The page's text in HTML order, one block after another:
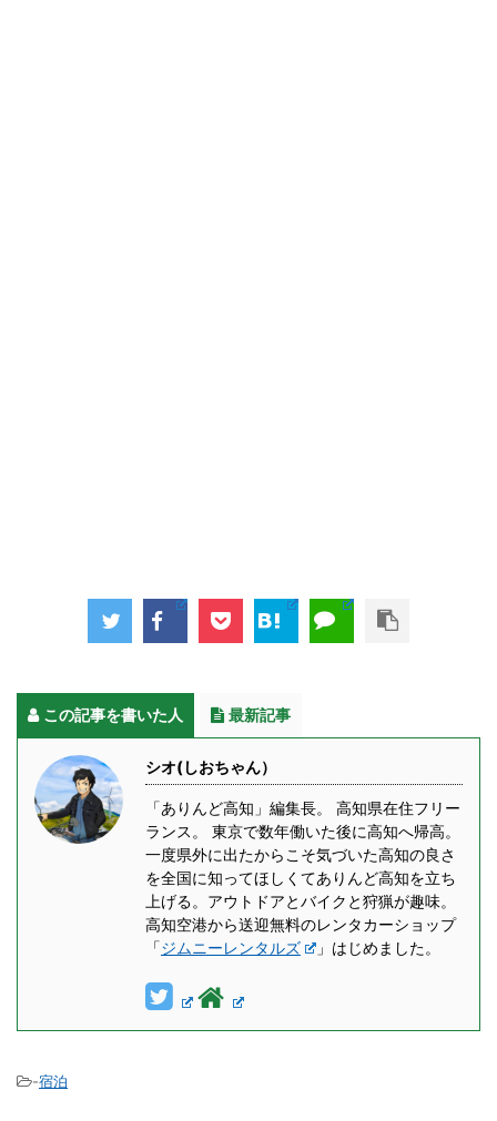
この記事を書いた人 最新記事
シオ(しおちゃん）
「ありんど高知」編集長。 高知県在住フリー
ランス。 東京で数年働いた後に高知へ帰高。
一度県外に出たからこそ気づいた高知の良さ
を全国に知ってほしくてありんど高知を立ち
上げる。アウトドアとバイクと狩猟が趣味。
高知空港から送迎無料のレンタカーショップ
「ジムニーレンタルズ 」はじめました。
-宿泊